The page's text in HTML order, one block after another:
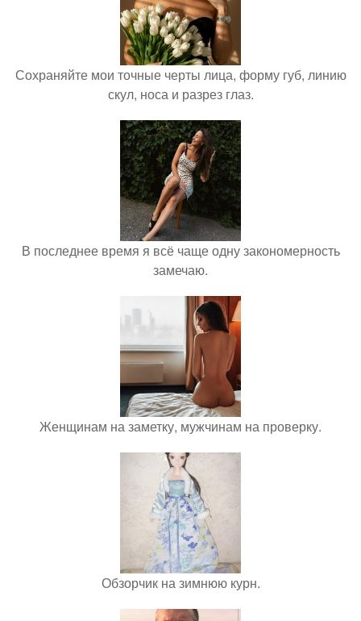
Сохраняйте мои точные черты лица, форму губ, линию
скул, носа и разрез глаз.
В последнее время я всё чаще одну закономерность
замечаю.
Женщинам на заметку, мужчинам на проверку.
Обзорчик на зимнюю курн.